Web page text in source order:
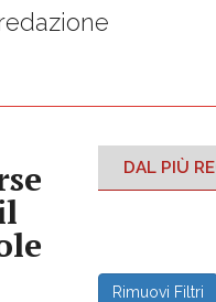
DAL PIÙ
Rimuovi Filtri